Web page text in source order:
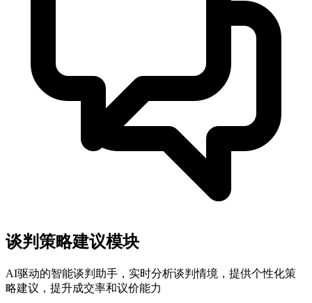
谈判策略建议模块
AI驱动的智能谈判助手，实时分析谈判情境，提供个性化策
略建议，提升成交率和议价能力